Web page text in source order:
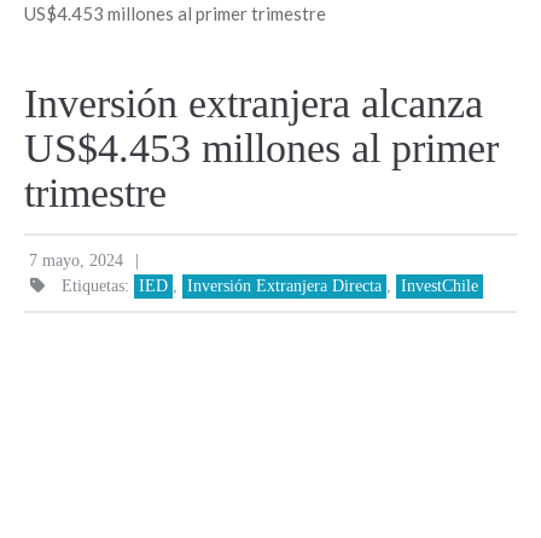
US$4.453 millones al primer trimestre
Inversión extranjera alcanza
US$4.453 millones al primer
trimestre
7 mayo, 2024 |
Etiquetas: IED Inversión Extranjera Directa InvestChile